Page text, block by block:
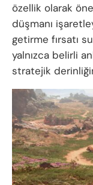
özellik olarak
düşmanı
getirme fırsatı
yalnızca belirli
stratejik